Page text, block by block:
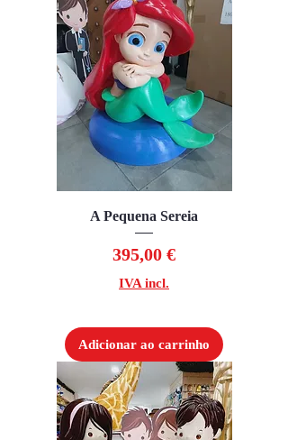
A Pequena Sereia
Preço
395,00 €
IVA incl.
Adicionar ao carrinho